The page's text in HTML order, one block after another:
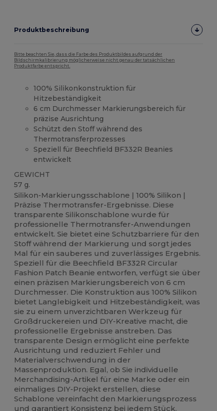
Produktbeschreibung
Bitte beachten Sie, dass die Farbe des Produktbildes aufgrund der
Bildschirmkalibrierung möglicherweise nicht genau der tatsächlichen
Produktfarbe entspricht.
100% Silikonkonstruktion für
Hitzebeständigkeit
6 cm Durchmesser Markierungsbereich für
präzise Ausrichtung
Schützt den Stoff während des
Thermotransferprozesses
Speziell für Beechfield BF332R Beanies
entwickelt
GEWICHT
57 g.
Silikon-Markierungsschablone | 100% Silikon |
Präzise Thermotransfer-Ergebnisse. Diese
transparente Silikonschablone wurde für
professionelle Thermotransfer-Anwendungen
entwickelt. Sie bietet eine Schutzbarriere für den
Stoff während der Markierung und sorgt jedes
Mal für ein sauberes und zuverlässiges Ergebnis.
Speziell für die Beechfield BF332R Circular
Fashion Patch Beanie entworfen, verfügt sie über
einen präzisen Markierungsbereich von 6 cm
Durchmesser. Die Konstruktion aus 100% Silikon
bietet Langlebigkeit und Hitzebeständigkeit, was
sie zu einem unverzichtbaren Werkzeug für
Großdruckereien und DIY-Kreative macht, die
professionelle Ergebnisse anstreben. Das
transparente Design ermöglicht eine perfekte
Ausrichtung und reduziert Fehler und
Materialverschwendung in der
Massenproduktion. Egal, ob Sie individuelle
Merchandising-Artikel für eine Marke oder ein
einmaliges DIY-Projekt erstellen, diese
Schablone vereinfacht den Markierungsprozess
und garantiert Konsistenz bei jedem Stück.